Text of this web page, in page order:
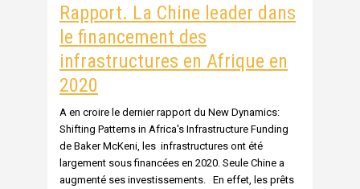
Rapport. La Chine leader dans
le financement des
infrastructures en Afrique en
2020
A en croire le dernier rapport du New Dynamics:
Shifting Patterns in Africa's Infrastructure Funding
de Baker McKeni, les infrastructures ont été
largement sous financées en 2020. Seule Chine a
augmenté ses investissements. En effet, les prêts